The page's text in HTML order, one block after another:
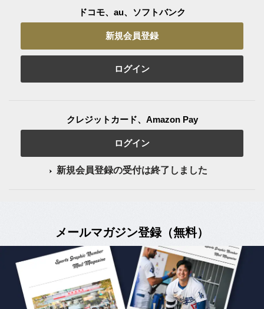
ドコモ、au、ソフトバンク
新規会員登録
ログイン
クレジットカード、Amazon Pay
ログイン
新規会員登録の受付は終了しました
メールマガジン登録（無料）